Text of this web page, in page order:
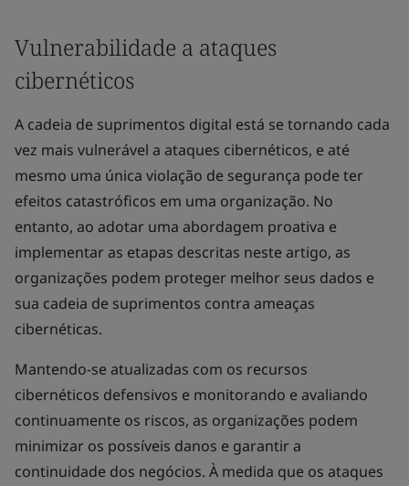
Vulnerabilidade a ataques
cibernéticos
A cadeia de suprimentos digital está se tornando cada
vez mais vulnerável a ataques cibernéticos, e até
mesmo uma única violação de segurança pode ter
efeitos catastróficos em uma organização. No
entanto, ao adotar uma abordagem proativa e
implementar as etapas descritas neste artigo, as
organizações podem proteger melhor seus dados e
sua cadeia de suprimentos contra ameaças
cibernéticas.
Mantendo-se atualizadas com os recursos
cibernéticos defensivos e monitorando e avaliando
continuamente os riscos, as organizações podem
minimizar os possíveis danos e garantir a
continuidade dos negócios. À medida que os ataques